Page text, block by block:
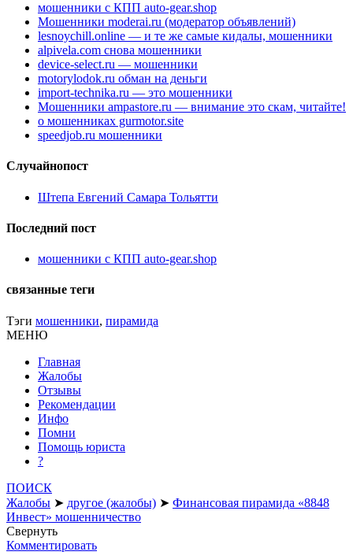
мошенники с КПП auto-gear.shop
Мошенники moderai.ru (модератор объявлений)
lesnoychill.online — и те же самые кидалы, мошенники
alpivela.com снова мошенники
device-select.ru — мошенники
motorylodok.ru обман на деньги
import-technika.ru — это мошенники
Мошенники ampastore.ru — внимание это скам, читайте!
о мошенниках gurmotor.site
speedjob.ru мошенники
Случайнопост
Штепа Евгений Самара Тольятти
Последний пост
мошенники с КПП auto-gear.shop
связанные теги
Тэги мошенники, пирамида
МЕНЮ
Главная
Жалобы
Отзывы
Рекомендации
Инфо
Помни
Помощь юриста
?
ПОИСК
Жалобы ➤ другое (жалобы) ➤ Финансовая пирамида «8848
Инвест» мошенничество
Свернуть
Комментировать